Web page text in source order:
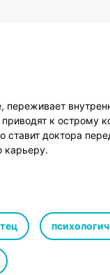
к острому
ставит доктора
карьеру.